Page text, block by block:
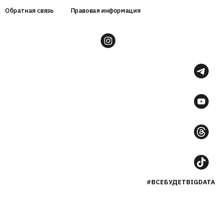
Обратная связь
Правовая информация
#ВСЕБУДЕТBIGDATA